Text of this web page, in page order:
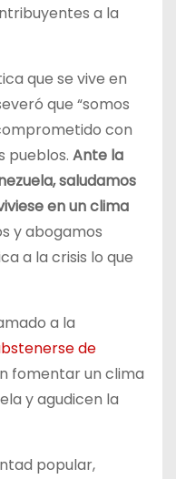
a la
que se vive en
que “somos
con
pueblos. Ante la
saludamos
en un clima
y abogamos
a la crisis lo que
a la
de
fomentar un clima
y agudicen la
popular,